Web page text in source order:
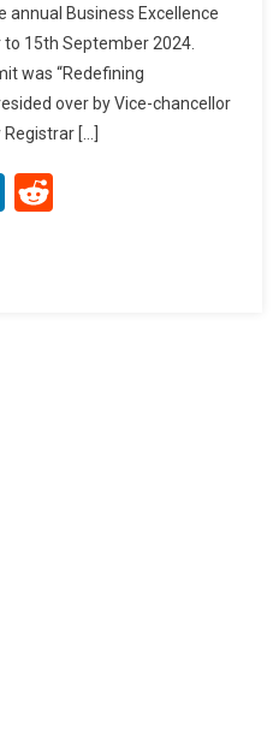
Business
Excellence
Business Excellence
15th September 2024.
was “Redefining
over by Vice-chancellor
[…]
LinkedIn
Reddit